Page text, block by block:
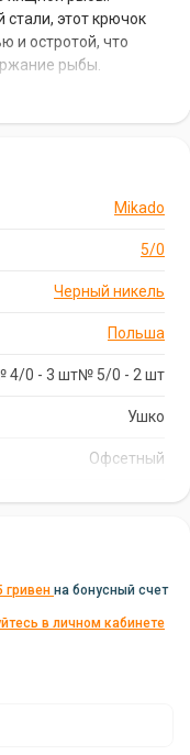
стали, этот крючок
и остротой, что
рыбы.
Mikado
прочность и
в виде Чебурашки.
рыбы:
Отлично
Mikado
№ 4/0 - 3 шт, № 5/0 -
Mikado
5/0
Черный никель
Польша
4/0 - 3 шт№ 5/0 - 2 шт
Ушко
Офсетный
Ушко
гривен на бонусный счет
в личном кабинете